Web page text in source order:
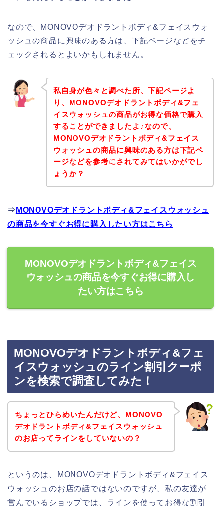
なので、MONOVOデオドラントボディ&フェイスウォ
ッシュの商品に興味のある方は、下記ページなどをチ
ェックされるとよいかもしれません。
私自身が色々と調べた所、下記ページよ
り、MONOVOデオドラントボディ&フェ
イスウォッシュの商品がお得な価格で購入
することができましたよ♪なので、
MONOVOデオドラントボディ&フェイス
ウォッシュの商品に興味のある方は下記ペ
ージなどを参考にされてみてはいかがでし
ょうか？
⇒ MONOVOデオドラントボディ&フェイスウォッシュ
の商品を今すぐお得に購入したい方はこちら
MONOVOデオドラントボディ&フェイス
ウォッシュの商品を今すぐお得に購入し
たい方はこちら
MONOVOデオドラントボディ&フェ
イスウォッシュのライン割引クーポ
ンを検索で調査してみた！
ちょっとひらめいたんだけど、MONOVO
デオドラントボディ&フェイスウォッシュ
のお店ってラインをしていないの？
というのは、MONOVOデオドラントボディ&フェイス
ウォッシュのお店の話ではないのですが、私の友達が
営んでいるショップでは、ラインを使ってお得な割引